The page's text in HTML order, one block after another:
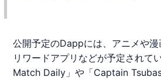
公開予定のDappには、アニメや
リワードアプリなどが予定されて
Match Daily」や「Captain